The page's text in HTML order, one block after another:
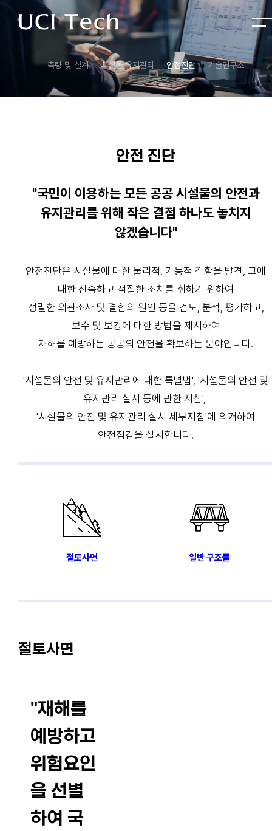
측량 및 설계 시설물 유지관리 안전진단 기술연구소
안전 진단
"국민이 이용하는 모든 공공 시설물의 안전과
유지관리를 위해 작은 결점 하나도 놓치지
않겠습니다"
안전진단은 시설물에 대한 물리적, 기능적 결함을 발견, 그에
대한 신속하고 적절한 조치를 취하기 위하여
정밀한 외관조사 및 결함의 원인 등을 검토, 분석, 평가하고,
보수 및 보강에 대한 방법을 제시하여
재해를 예방하는 공공의 안전을 확보하는 분야입니다.
'시설물의 안전 및 유지관리에 대한 특별법', '시설물의 안전 및
유지관리 실시 등에 관한 지침',
'시설물의 안전 및 유지관리 실시 세부지침'에 의거하여
안전점검을 실시합니다.
절토사면 일반 구조물
절토사면
"재해를
예방하고
위험요인
을 선별
하여 국